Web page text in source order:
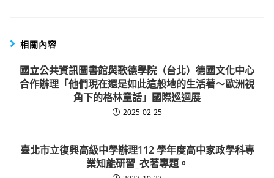
相關內容
國立公共資訊圖書館與歌德學院（台北）德國文化中心
合作辦理「他們現在還是如此這般地的生活著～歐洲視
角下的格林童話」國際巡迴展
2025-02-25
臺北市立復興高級中學辦理112 學年度高中家政學科專
業知能研習_衣著專題。